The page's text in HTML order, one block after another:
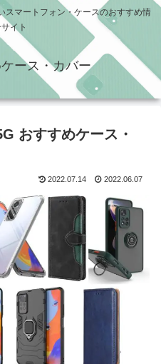
スマートフォン・ケースのおすすめ情
イト
ース・カバー
おすすめケース・
2022.07.14 2022.06.07